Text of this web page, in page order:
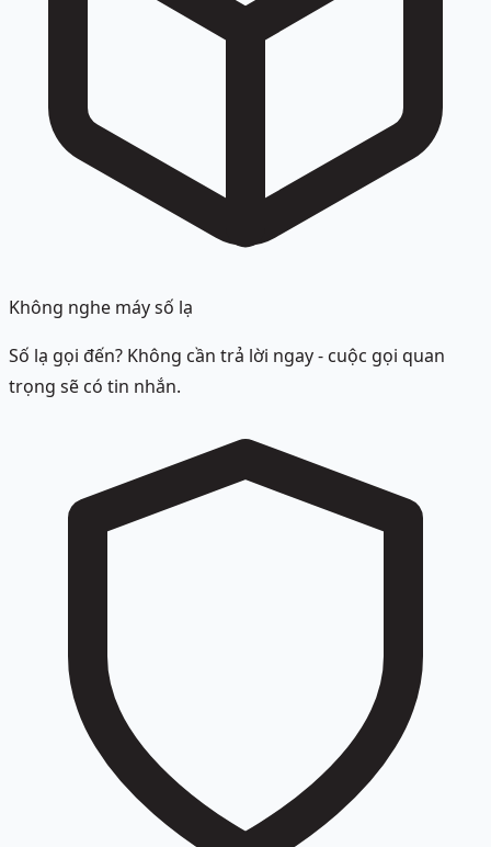
Không nghe máy số lạ
Số lạ gọi đến? Không cần trả lời ngay - cuộc gọi quan
trọng sẽ có tin nhắn.